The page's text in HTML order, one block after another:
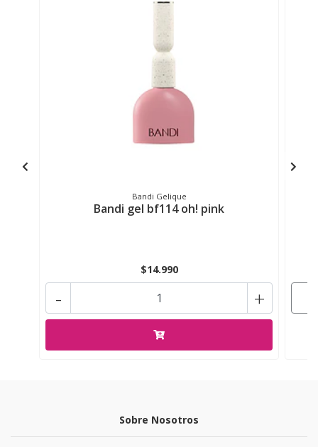
Bandi Gelique
Bandi gel bf114 oh! pink
$14.990
+
-
Sobre Nosotros